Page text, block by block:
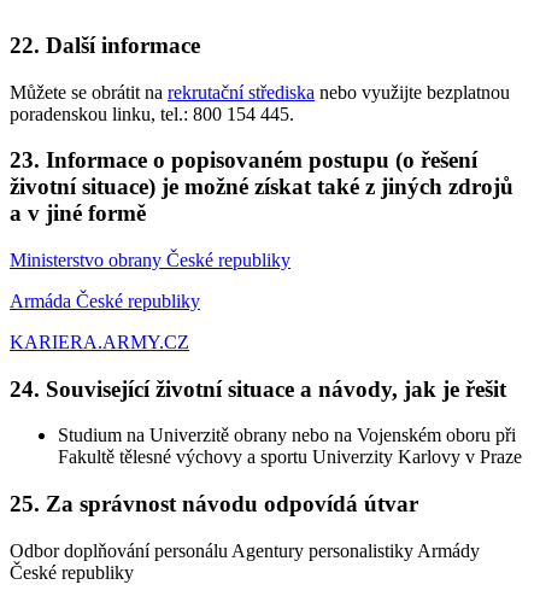
22. Další informace
Můžete se obrátit na rekrutační střediska nebo využijte bezplatnou
poradenskou linku, tel.: 800 154 445.
23. Informace o popisovaném postupu (o řešení
životní situace) je možné získat také z jiných zdrojů
a v jiné formě
Ministerstvo obrany České republiky
Armáda České republiky
KARIERA.ARMY.CZ
24. Související životní situace a návody, jak je řešit
Studium na Univerzitě obrany nebo na Vojenském oboru při
Fakultě tělesné výchovy a sportu Univerzity Karlovy v Praze
25. Za správnost návodu odpovídá útvar
Odbor doplňování personálu Agentury personalistiky Armády
České republiky